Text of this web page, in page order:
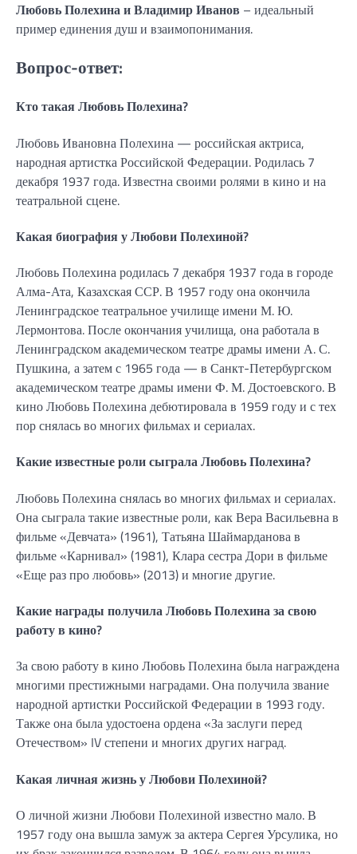
Любовь Полехина и Владимир Иванов – идеальный
пример единения душ и взаимопонимания.
Вопрос-ответ:
Кто такая Любовь Полехина?
Любовь Ивановна Полехина — российская актриса,
народная артистка Российской Федерации. Родилась 7
декабря 1937 года. Известна своими ролями в кино и на
театральной сцене.
Какая биография у Любови Полехиной?
Любовь Полехина родилась 7 декабря 1937 года в городе
Алма-Ата, Казахская ССР. В 1957 году она окончила
Ленинградское театральное училище имени М. Ю.
Лермонтова. После окончания училища, она работала в
Ленинградском академическом театре драмы имени А. С.
Пушкина, а затем с 1965 года — в Санкт-Петербургском
академическом театре драмы имени Ф. М. Достоевского. В
кино Любовь Полехина дебютировала в 1959 году и с тех
пор снялась во многих фильмах и сериалах.
Какие известные роли сыграла Любовь Полехина?
Любовь Полехина снялась во многих фильмах и сериалах.
Она сыграла такие известные роли, как Вера Васильевна в
фильме «Девчата» (1961), Татьяна Шаймарданова в
фильме «Карнивал» (1981), Клара сестра Дори в фильме
«Еще раз про любовь» (2013) и многие другие.
Какие награды получила Любовь Полехина за свою
работу в кино?
За свою работу в кино Любовь Полехина была награждена
многими престижными наградами. Она получила звание
народной артистки Российской Федерации в 1993 году.
Также она была удостоена ордена «За заслуги перед
Отечеством» IV степени и многих других наград.
Какая личная жизнь у Любови Полехиной?
О личной жизни Любови Полехиной известно мало. В
1957 году она вышла замуж за актера Сергея Урсулика, но